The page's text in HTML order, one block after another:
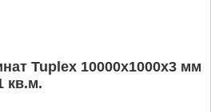
Tuplex 10000x1000x3 мм
кв.м.